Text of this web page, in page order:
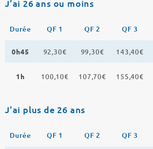
J'ai 26 ans ou moins
Durée QF 1 QF 2 QF 3
0h45 92,30€ 99,30€ 143,40€
1h 100,10€ 107,70€ 155,40€
J'ai plus de 26 ans
Durée QF 1 QF 2 QF 3